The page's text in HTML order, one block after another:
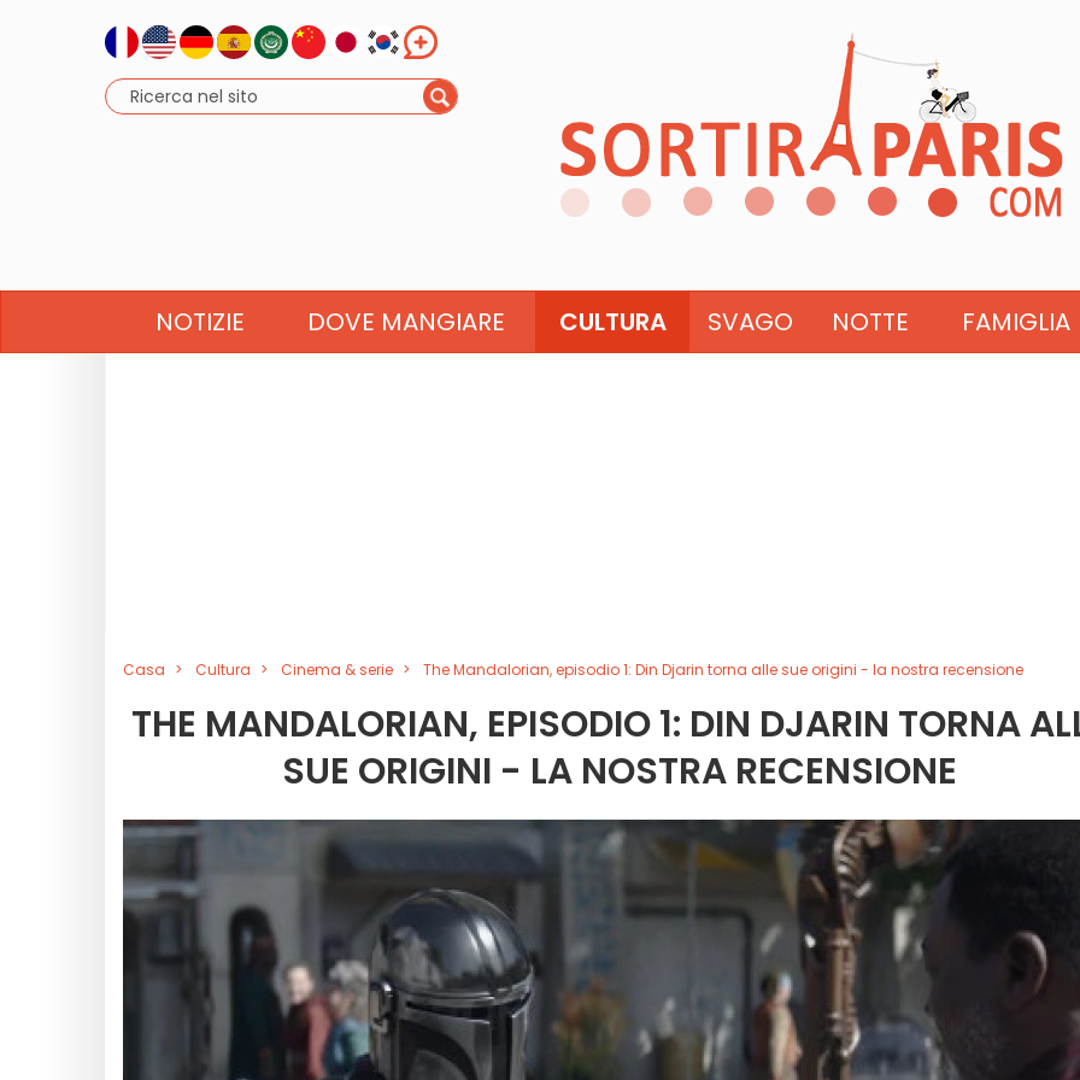
NOTIZIE DOVE MANGIARE CULTURA SVAGO NOTTE FAMIGLIA
Casa Cultura Cinema & serie The Mandalorian, episodio 1: Din Djarin torna alle sue origini - la nostra recensione
THE MANDALORIAN, EPISODIO 1: DIN DJARIN TORNA
SUE ORIGINI - LA NOSTRA RECENSIONE